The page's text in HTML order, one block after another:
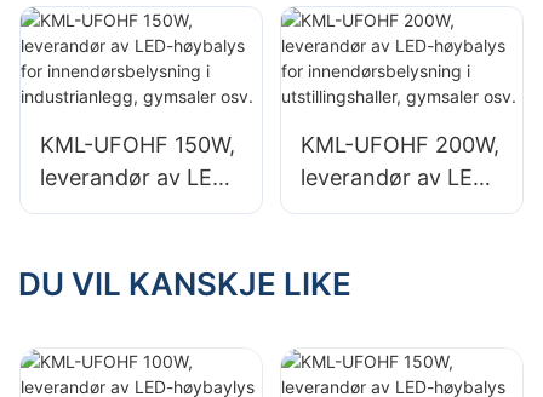
industrianlegg,
lagerbygninger og
andre
sapplikasjoner.
industrianlegg,
lagerbygninger og
andre
sapplikasjoner.
KML-UFOHF 150W,
leverandør av LED-
høybalys for
i industrianlegg,
KML-UFOHF 200W,
leverandør av LED-
høybalys for
i utstillingshaller,
DU VIL KANSKJE LIKE